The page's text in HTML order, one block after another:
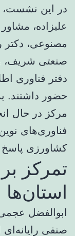
در این نشست،
علیزاده،
مصنوعی، دکتر
صنعتی شریف،
دفتر فناوری
حضور داشتند.
مرکز در حال
فناوری‌های
کشاورزی پاسخ
تمرکز
استان‌ها
ابوالفضل
صنفی رایانه‌ای